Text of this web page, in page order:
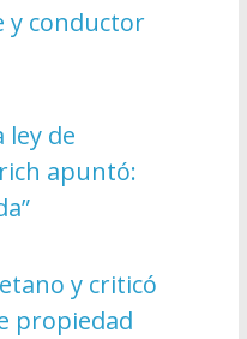
y conductor
ley de
apuntó:
y criticó
propiedad